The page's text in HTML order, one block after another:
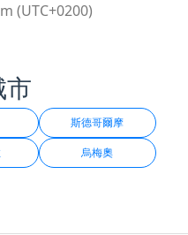
(UTC+0200)
市
斯德哥爾摩
烏梅奧